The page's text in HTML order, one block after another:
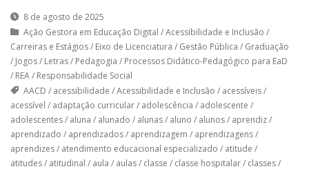
8 de agosto de 2025
Ação Gestora em Educação Digital /Acessibilidade e Inclusão /
Carreiras e Estágios/ Eixo de Licenciatura / Gestão Pública / Graduação
/ Jogos/ Letras/ Pedagogia / Processos Didático-Pedagógico para EaD
/ REA/ Responsabilidade Social
AACD / acessibilidade /Acessibilidade e Inclusão / acessíveis/
acessível / adaptação curricular/ adolescência / adolescente /
adolescentes/ aluna / alunado / alunas/ aluno / alunos/ aprendiz/
aprendizado / aprendizados/ aprendizagem / aprendizagens/
aprendizes/ atendimento educacional especializado / atitude /
atitudes/ atitudinal / aula / aulas/ classe / classe hospitalar/ classes/